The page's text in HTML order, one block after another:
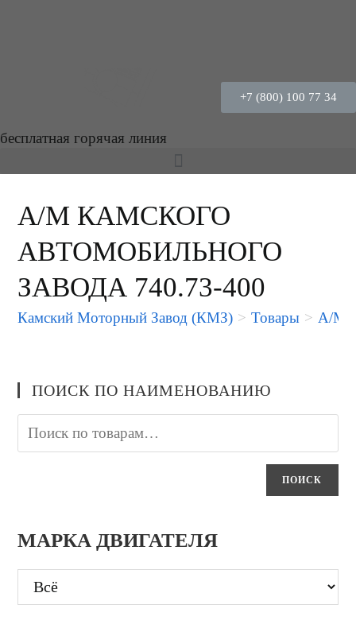
+7 (800) 100 77 34
бесплатная горячая линия
А/М КАМСКОГО
АВТОМОБИЛЬНОГО
ЗАВОДА 740.73-400
Камский Моторный Завод (КМЗ) > Товары > А/М
ПОИСК ПО НАИМЕНОВАНИЮ
ПОИСК
МАРКА ДВИГАТЕЛЯ